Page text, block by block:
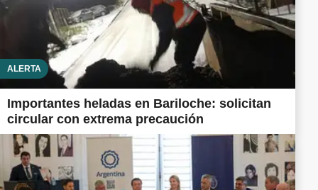
ALERTA
Importantes heladas en Bariloche: solicitan
circular con extrema precaución